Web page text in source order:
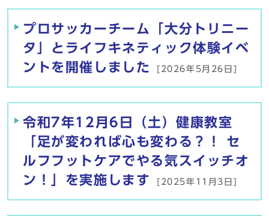
メインメニュー
プロサッカーチーム「大分トリニー
タ」とライフキネティック体験イベ
ントを開催しました
[2026年5月26日]
令和7年12月6日（土）健康教室
「足が変われば心も変わる？！ セ
ルフフットケアでやる気スイッチオ
ン！」を実施します
[2025年11月3日]